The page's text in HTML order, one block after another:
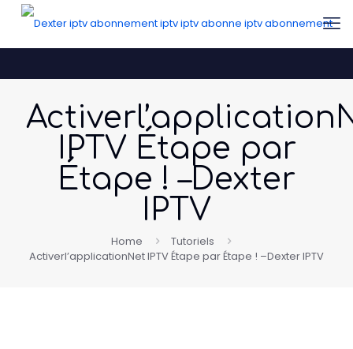
IPTV Étape par
Étape ! –Dexter
IPTV
Home
Tutoriels
Activerl’applicationNet IPTV Étape par Étape ! –Dexter IPTV